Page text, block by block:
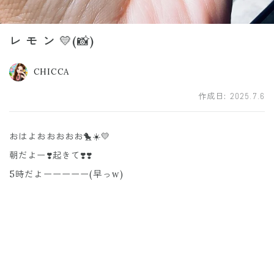
レ モ ン 💛(📸)
CHICCA
作成日: 2025.7.6
おはよおおおおお🐤☀️💛
朝だよー❣️起きて❣️❣️
5時だよーーーーー(早っw)